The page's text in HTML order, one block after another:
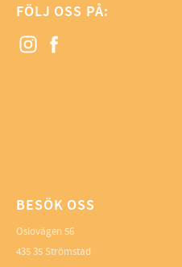
FÖLJ OSS PÅ:
BESÖK OSS
Oslovägen 56
435 35 Strömstad